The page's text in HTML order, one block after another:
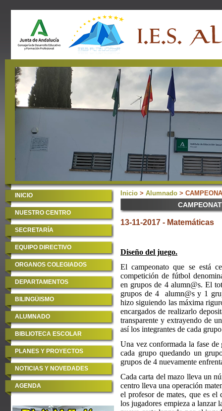
INICIO
NUESTRO CENTRO
SECRETARÍA
EQUIPO DIRECTIVO
ORGANOS COLEGIADOS
DEPARTAMENTOS
BILINGÜISMO
ALUMNADO
BIBLIOTECA ESCOLAR
PLANES Y PROYECTOS
NOTICIAS Y NOVEDADES
AGENDA
Inicio > Alumnado >
13-11-2017 - Matemáticas
Diseño del juego.
El campeonato que se está
competición de fútbol
en grupos de 4 alumn@s. El
grupos de 4 alumn@s y 1
hizo siguiendo las máxima
encargados de realizarlo
transparente y extrayendo de
así los integrantes de cada
Una vez conformada la fase de
cada grupo quedando un
grupos de 4 nuevamente
Cada carta del mazo lleva un
centro lleva una operación
el profesor de mates, que es el
los jugadores empieza a lanzar